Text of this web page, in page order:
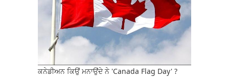
ਕਨੇਡੀਅਨ ਕਿਉਂ ਮਨਾਉਂਦੇ ਨੇ 'Canada Flag Day' ?